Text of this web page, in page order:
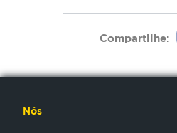
Compartilhe:
Nós